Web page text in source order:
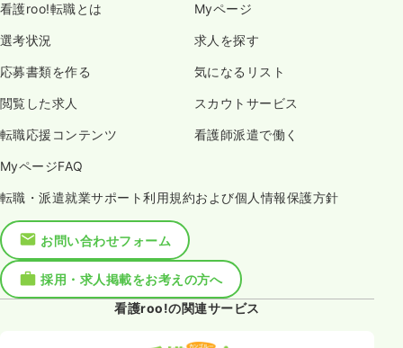
看護roo!転職とは Myページ
選考状況 求人を探す
応募書類を作る 気になるリスト
閲覧した求人 スカウトサービス
転職応援コンテンツ 看護師派遣で働く
MyページFAQ
転職・派遣就業サポート利用規約および個人情報保護方針
お問い合わせフォーム
採用・求人掲載をお考えの方へ
看護roo!の関連サービス